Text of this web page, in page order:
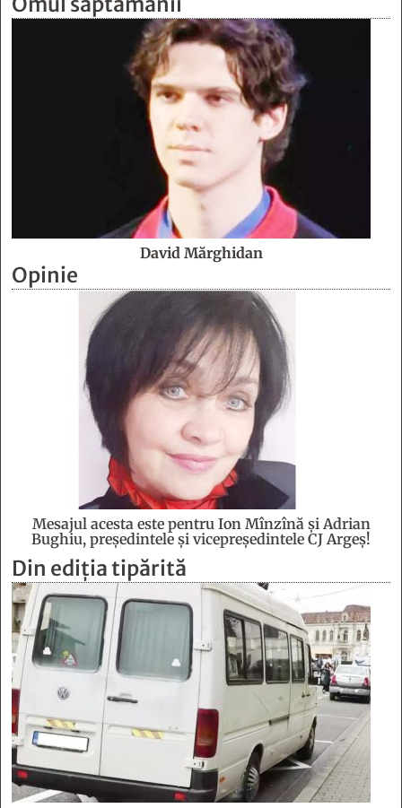
David Mărghidan
Opinie
Mesajul acesta este pentru Ion Mînzînă şi Adrian
Bughiu, preşedintele şi vicepreşedintele CJ Argeş!
Din ediția tipărită